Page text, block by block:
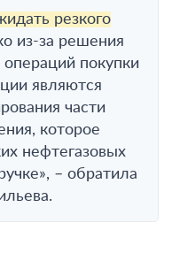
резкого
из-за решения
покупки
являются
части
которое
нефтегазовых
– обратила